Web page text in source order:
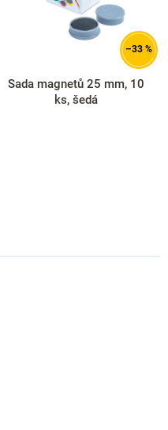
–33 %
Sada magnetů 25 mm, 10
ks, šedá